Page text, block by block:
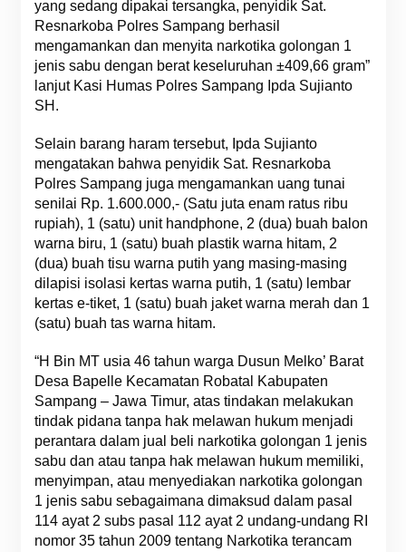
yang sedang dipakai tersangka, penyidik Sat.
Resnarkoba Polres Sampang berhasil
mengamankan dan menyita narkotika golongan 1
jenis sabu dengan berat keseluruhan ±409,66 gram”
lanjut Kasi Humas Polres Sampang Ipda Sujianto
SH.
Selain barang haram tersebut, Ipda Sujianto
mengatakan bahwa penyidik Sat. Resnarkoba
Polres Sampang juga mengamankan uang tunai
senilai Rp. 1.600.000,- (Satu juta enam ratus ribu
rupiah), 1 (satu) unit handphone, 2 (dua) buah balon
warna biru, 1 (satu) buah plastik warna hitam, 2
(dua) buah tisu warna putih yang masing-masing
dilapisi isolasi kertas warna putih, 1 (satu) lembar
kertas e-tiket, 1 (satu) buah jaket warna merah dan 1
(satu) buah tas warna hitam.
“H Bin MT usia 46 tahun warga Dusun Melko’ Barat
Desa Bapelle Kecamatan Robatal Kabupaten
Sampang – Jawa Timur, atas tindakan melakukan
tindak pidana tanpa hak melawan hukum menjadi
perantara dalam jual beli narkotika golongan 1 jenis
sabu dan atau tanpa hak melawan hukum memiliki,
menyimpan, atau menyediakan narkotika golongan
1 jenis sabu sebagaimana dimaksud dalam pasal
114 ayat 2 subs pasal 112 ayat 2 undang-undang RI
nomor 35 tahun 2009 tentang Narkotika terancam